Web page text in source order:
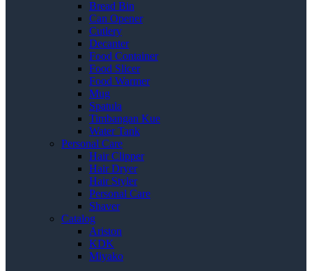
Bread Bin
Can Opener
Cutlery
Decanter
Food Container
Food Slicer
Food Warmer
Mug
Spatula
Timbangan Kue
Water Tank
Personal Care
Hair Clipper
Hair Dryer
Hair Styler
Personal Care
Shaver
Catalog
Ariston
KDK
Miyako